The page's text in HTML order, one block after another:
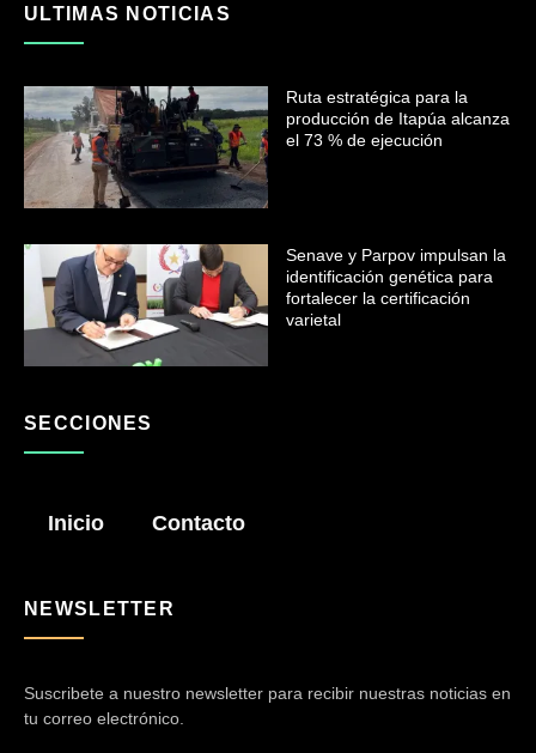
ULTIMAS NOTICIAS
Ruta estratégica para la
producción de Itapúa alcanza
el 73 % de ejecución
Senave y Parpov impulsan la
identificación genética para
fortalecer la certificación
varietal
SECCIONES
Inicio Contacto
NEWSLETTER
Suscribete a nuestro newsletter para recibir nuestras noticias en
tu correo electrónico.